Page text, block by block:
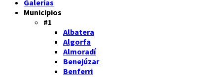
Galerías
Municipios
#1
Albatera
Algorfa
Almoradí
Benejúzar
Benferri